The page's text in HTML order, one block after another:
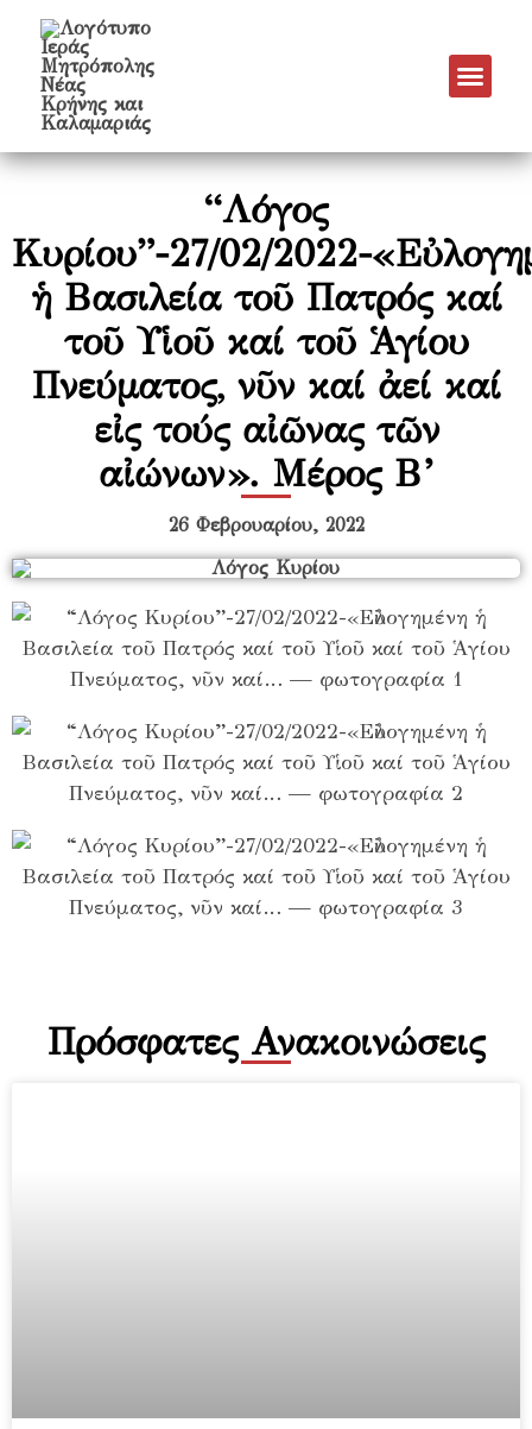
“Λόγος
Κυρίου”-27/02/2022-
ἡ Βασιλεία τοῦ Πατρός καί
τοῦ Υἱοῦ καί τοῦ Ἁγίου
Πνεύµατος, νῦν καί ἀεί καί
εἰς τούς αἰῶνας τῶν
αἰώνων». Μέρος Β’
26 Φεβρουαρίου, 2022
Πρόσφατες Ανακοινώσεις